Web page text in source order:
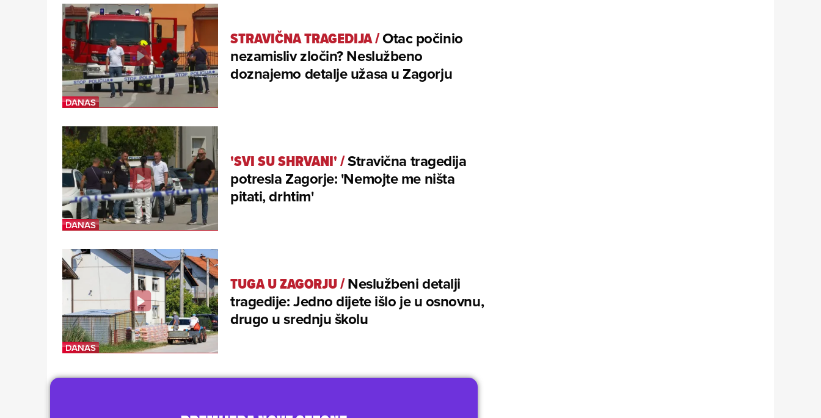
STRAVIČNA TRAGEDIJA/Otac počinio
nezamisliv zločin? Neslužbeno
doznajemo detalje užasa u Zagorju
'SVI SU SHRVANI'/Stravična tragedija
potresla Zagorje: 'Nemojte me ništa
pitati, drhtim'
TUGA U ZAGORJU/Neslužbeni detalji
tragedije: Jedno dijete išlo je u osnovnu,
drugo u srednju školu